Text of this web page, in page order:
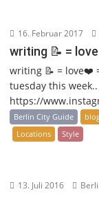
16. Februar 2017
writing 📝 =
writing 📝 = love❤️
tuesday this
https://
Berlin City Guide
Locations
Style
13. Juli 2016